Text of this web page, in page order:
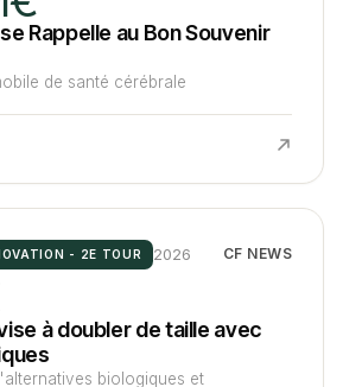
Rappelle au Bon Souvenir
de santé cérébrale
- 2E TOUR 2026 CF NEWS
à doubler de taille avec
biologiques et